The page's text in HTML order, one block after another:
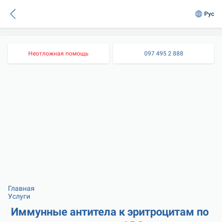
Рус
Неотложная помощь 097 495 2 888
Главная
Услуги
Иммунные антитела к эритроцитам по